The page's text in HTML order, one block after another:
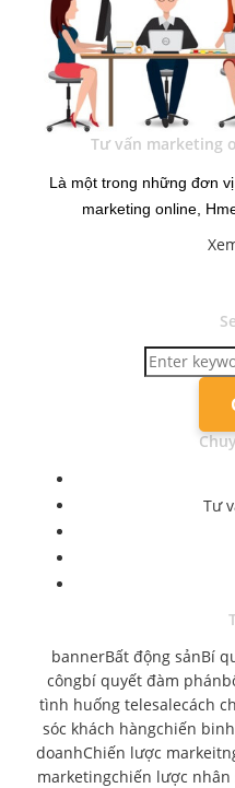
Tư vấn marketing
Là một trong những đơn
marketing online,
Search
for:
Tư
bannerBất động sảnBí
côngbí quyết đàm phán
tình huống telesalecách
sóc khách hàngchiến
doanhChiến lược
marketingchiến lược nhân